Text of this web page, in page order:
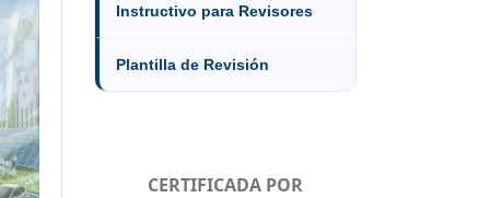
Instructivo para Revisores
Plantilla de Revisión
CERTIFICADA POR